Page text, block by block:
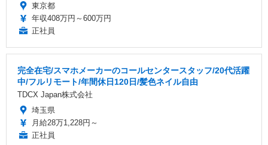
東京都
年収408万円～600万円
正社員
完全在宅/スマホメーカーのコールセンタースタッフ/20代活躍
中/フルリモート/年間休日120日/髪色ネイル自由
TDCX Japan株式会社
埼玉県
月給28万1,228円～
正社員